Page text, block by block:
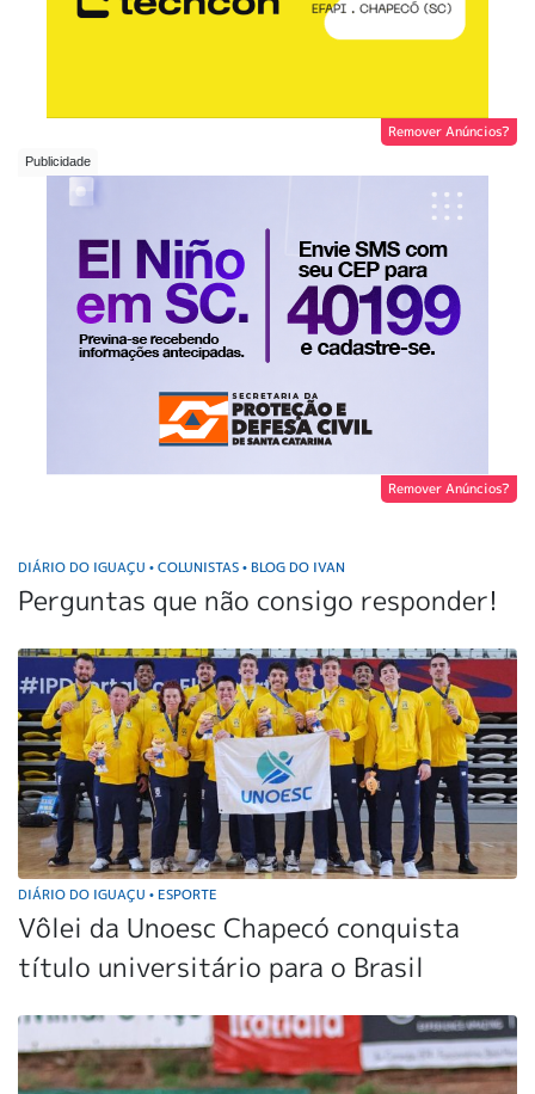
Remover Anúncios?
Remover Anúncios?
DIÁRIO DO IGUAÇU • COLUNISTAS • BLOG DO IVAN
Perguntas que não consigo responder!
DIÁRIO DO IGUAÇU • ESPORTE
Vôlei da Unoesc Chapecó conquista
título universitário para o Brasil